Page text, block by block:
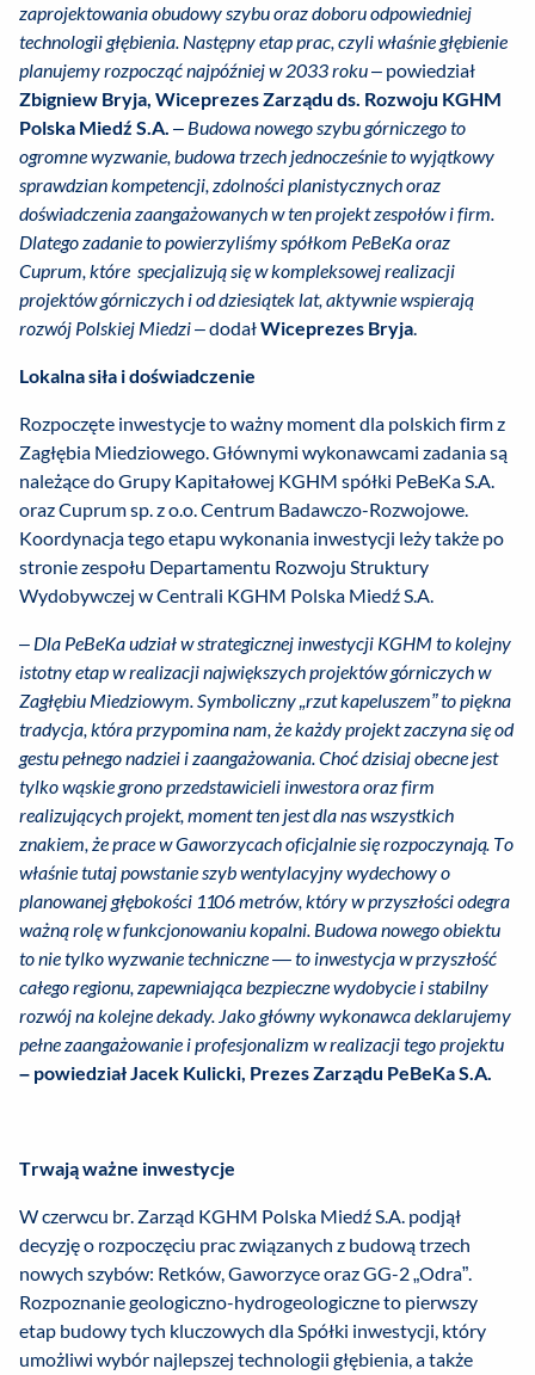
zaprojektowania obudowy szybu oraz doboru odpowiedniej
technologii głębienia. Następny etap prac, czyli właśnie głębienie
planujemy rozpocząć najpóźniej w 2033 roku– powiedział
Zbigniew Bryja, Wiceprezes Zarządu ds. Rozwoju KGHM
Polska Miedź S.A. – Budowa nowego szybu górniczego to
ogromne wyzwanie, budowa trzech jednocześnie to wyjątkowy
sprawdzian kompetencji, zdolności planistycznych oraz
doświadczenia zaangażowanych w ten projekt zespołów i firm.
Dlatego zadanie to powierzyliśmy spółkom PeBeKa oraz
Cuprum, które specjalizują się w kompleksowej realizacji
projektów górniczych i od dziesiątek lat, aktywnie wspierają
rozwój Polskiej Miedzi –dodałWiceprezes Bryja.
Lokalna siła i doświadczenie
Rozpoczęte inwestycje to ważny moment dla polskich firm z
Zagłębia Miedziowego. Głównymi wykonawcami zadania są
należące do Grupy Kapitałowej KGHM spółki PeBeKa S.A.
oraz Cuprum sp. z o.o. Centrum Badawczo-Rozwojowe.
Koordynacja tego etapu wykonania inwestycji leży także po
stronie zespołu Departamentu Rozwoju Struktury
Wydobywczej w Centrali KGHM Polska Miedź S.A.
– Dla PeBeKa udział w strategicznej inwestycji KGHM to kolejny
istotny etap w realizacji największych projek­tów górniczych w
Zagłębiu Miedziowym. Symboliczny „rzut kapeluszem” to piękna
tradycja, która przypomina nam, że każdy projekt zaczyna się od
gestu pełnego nadziei i zaangażowania. Choć dzisiaj obecne jest
tylko wąskie grono przedstawicieli inwestora oraz firm
realizujących projekt, moment ten jest dla nas wszystkich
znakiem, że prace w Gaworzycach oficjalnie się rozpoczynają. To
właśnie tutaj powstanie szyb wentylacyjny wydechowy o
planowanej głębokości 1106 metrów, który w przyszłości odegra
ważną rolę w funkcjonowaniu kopalni. Budowa nowego obiektu
to nie tylko wyzwanie techniczne — to inwestycja w przyszłość
całego regionu, zapewniająca bezpieczne wydobycie i stabilny
rozwój na kolejne dekady. Jako główny wykonawca deklarujemy
pełne zaangażowanie i profesjonalizm w realizacji tego projektu
– powiedziałJacek Kulicki, Prezes Zarządu PeBeKa S.A.
Trwają ważne inwestycje
W czerwcu br. Zarząd KGHM Polska Miedź S.A. podjął
decyzję o rozpoczęciu prac związanych z budową trzech
nowych szybów: Retków, Gaworzyce oraz GG-2 „Odra”.
Rozpoznanie geologiczno-hydrogeologiczne to pierwszy
etap budowy tych kluczowych dla Spółki inwestycji, który
umożliwi wybór najlepszej technologii głębienia, a także